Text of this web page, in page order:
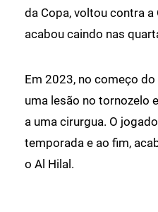
da Copa, voltou contra a
acabou caindo nas
Em 2023, no começo
uma lesão no tornozelo
a uma cirurgua. O
temporada e ao fim,
o Al Hilal.